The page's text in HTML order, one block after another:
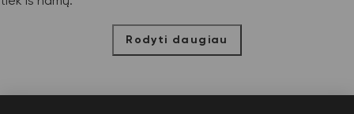
Rodyti daugiau